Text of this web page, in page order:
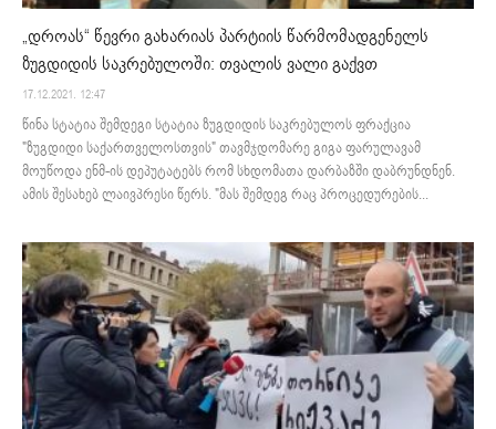
„დროას“ წევრი გახარიას პარტიის წარმომადგენელს
ზუგდიდის საკრებულოში: თვალის ვალი გაქვთ
17.12.2021. 12:47
წინა სტატია შემდეგი სტატია ზუგდიდის საკრებულოს ფრაქცია
"ზუგდიდი საქართველოსთვის" თავმჯდომარე გიგა ფარულავამ
მოუწოდა ენმ-ის დეპუტატებს რომ სხდომათა დარბაზში დაბრუნდნენ.
ამის შესახებ ლაივპრესი წერს. "მას შემდეგ რაც პროცედურების...